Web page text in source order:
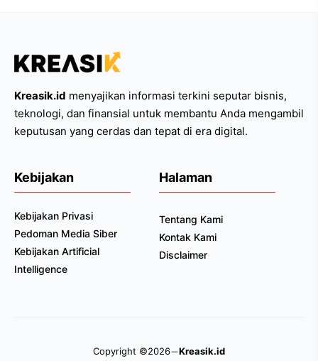
Kreasik.id menyajikan informasi terkini seputar bisnis,
teknologi, dan finansial untuk membantu Anda mengambil
keputusan yang cerdas dan tepat di era digital.
Kebijakan
Kebijakan Privasi
Pedoman Media Siber
Kebijakan Artificial
Intelligence
Halaman
Tentang Kami
Kontak Kami
Disclaimer
Copyright ©2026 Kreasik.id